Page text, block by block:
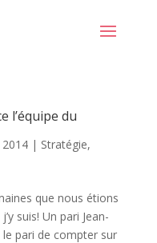
l’équipe du
2014| Stratégie,
que nous étions
suis! Un pari Jean-
pari de compter sur